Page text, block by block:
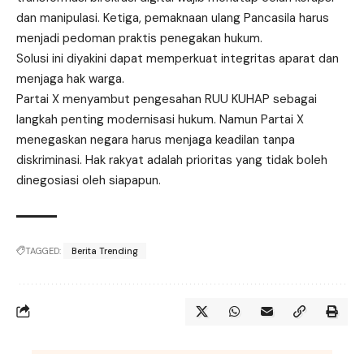
dan manipulasi. Ketiga, pemaknaan ulang Pancasila harus
menjadi pedoman praktis penegakan hukum.
Solusi ini diyakini dapat memperkuat integritas aparat dan
menjaga hak warga.
Partai X menyambut pengesahan RUU KUHAP sebagai
langkah penting modernisasi hukum. Namun Partai X
menegaskan negara harus menjaga keadilan tanpa
diskriminasi. Hak rakyat adalah prioritas yang tidak boleh
dinegosiasi oleh siapapun.
TAGGED: Berita Trending